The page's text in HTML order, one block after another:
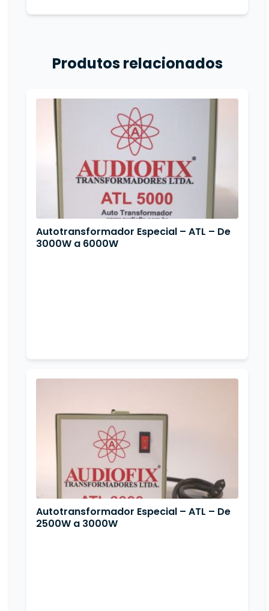
Produtos relacionados
Autotransformador Especial – ATL – De
3000W a 6000W
Autotransformador Especial – ATL – De
2500W a 3000W